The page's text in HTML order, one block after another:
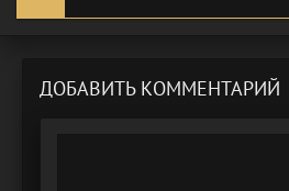
ДОБАВИТЬ КОММЕНТАРИЙ